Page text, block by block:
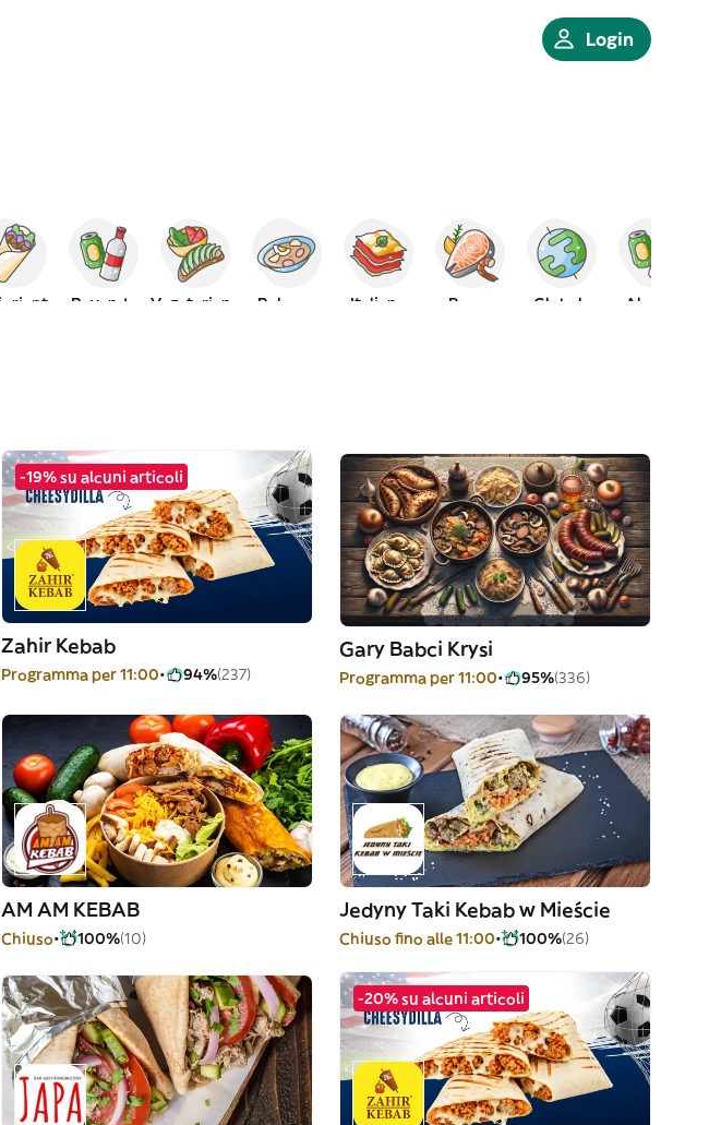
Login
Bevande Vegetariano Polacco Italiano Pesce Globale Alcolici
-19% su alcuni articoli
Zahir Kebab
Programma per 11:00 94%(237)
Gary Babci Krysi
Programma per 11:00 95%(336)
AM AM KEBAB
Chiuso 100%(10)
Jedyny Taki Kebab w Mieście
Chiuso fino alle 11:00 100%(26)
-20% su alcuni articoli